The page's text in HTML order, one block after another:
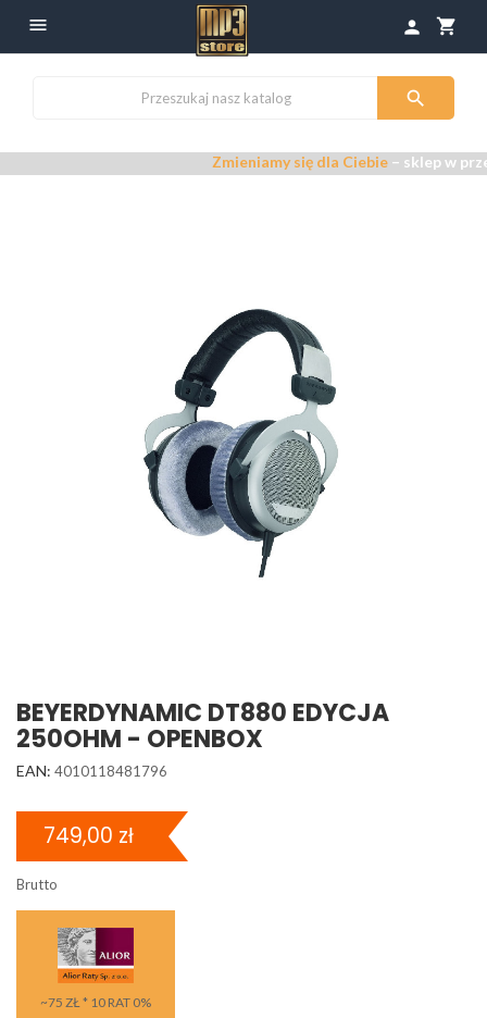
 shopping_cart
person

Zmieniamy się dla Ciebie– sklep w
BEYERDYNAMIC DT880 EDYCJA
250OHM - OPENBOX
EAN: 4010118481796
749,00 zł
Brutto
~75 ZŁ * 10 RAT 0%